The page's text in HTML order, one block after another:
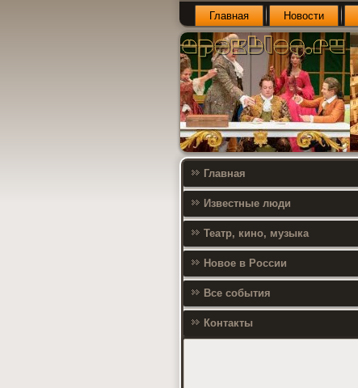
Главная Новости
Главная
Известные люди
Театр, кино, музыка
Новое в России
Все события
Контакты